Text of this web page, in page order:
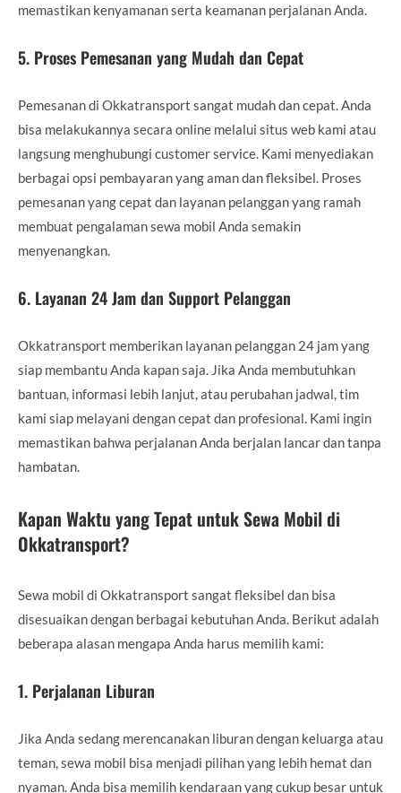
memastikan kenyamanan serta keamanan perjalanan Anda.
5. Proses Pemesanan yang Mudah dan Cepat
Pemesanan di Okkatransport sangat mudah dan cepat. Anda
bisa melakukannya secara online melalui situs web kami atau
langsung menghubungi customer service. Kami menyediakan
berbagai opsi pembayaran yang aman dan fleksibel. Proses
pemesanan yang cepat dan layanan pelanggan yang ramah
membuat pengalaman sewa mobil Anda semakin
menyenangkan.
6. Layanan 24 Jam dan Support Pelanggan
Okkatransport memberikan layanan pelanggan 24 jam yang
siap membantu Anda kapan saja. Jika Anda membutuhkan
bantuan, informasi lebih lanjut, atau perubahan jadwal, tim
kami siap melayani dengan cepat dan profesional. Kami ingin
memastikan bahwa perjalanan Anda berjalan lancar dan tanpa
hambatan.
Kapan Waktu yang Tepat untuk Sewa Mobil di
Okkatransport?
Sewa mobil di Okkatransport sangat fleksibel dan bisa
disesuaikan dengan berbagai kebutuhan Anda. Berikut adalah
beberapa alasan mengapa Anda harus memilih kami:
1. Perjalanan Liburan
Jika Anda sedang merencanakan liburan dengan keluarga atau
teman, sewa mobil bisa menjadi pilihan yang lebih hemat dan
nyaman. Anda bisa memilih kendaraan yang cukup besar untuk